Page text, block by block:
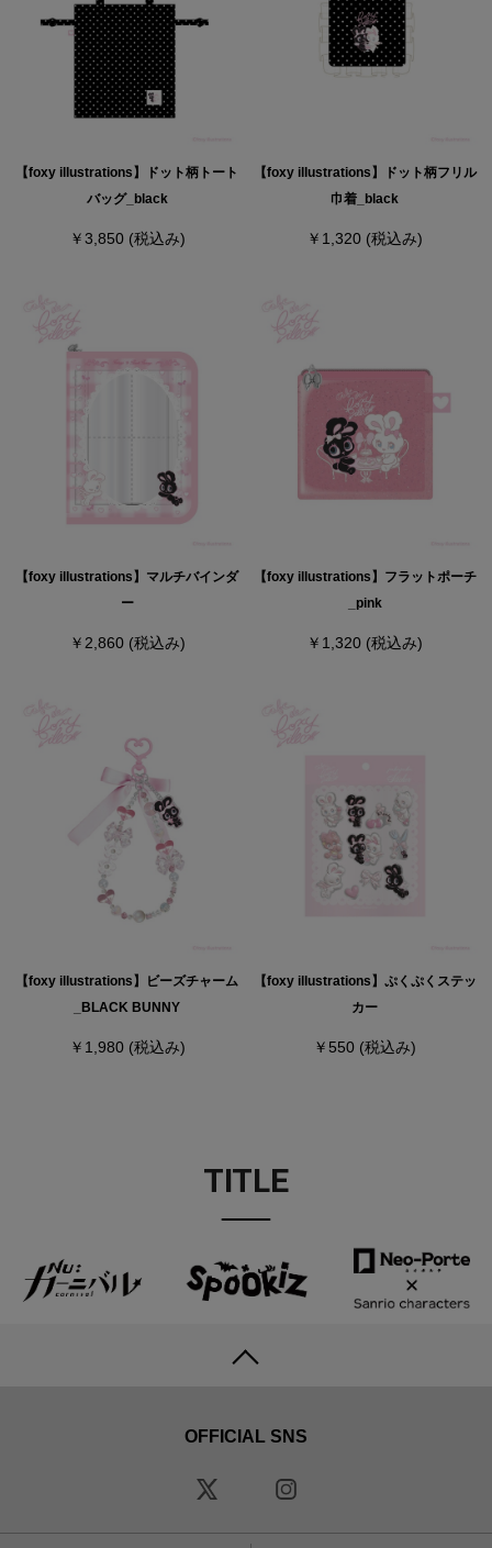
【foxy illustrations】ドット柄トート
バッグ_black
￥3,850 (税込み)
【foxy illustrations】ドット柄フリル
巾着_black
￥1,320 (税込み)
【foxy illustrations】マルチバインダ
ー
￥2,860 (税込み)
【foxy illustrations】フラットポーチ
_pink
￥1,320 (税込み)
【foxy illustrations】ビーズチャーム
_BLACK BUNNY
￥1,980 (税込み)
【foxy illustrations】ぷくぷくステッ
カー
￥550 (税込み)
TITLE
OFFICIAL SNS